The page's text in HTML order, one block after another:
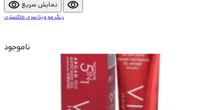
visibility نمایش سریع visibility
رنگ مو وینا سری خاکستری
ناموجود